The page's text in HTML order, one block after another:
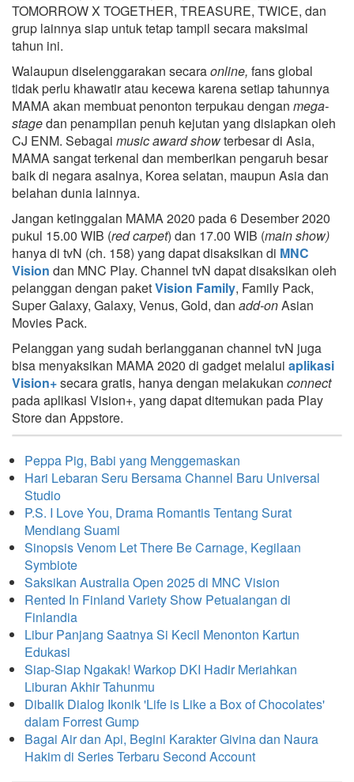
TOMORROW X TOGETHER, TREASURE, TWICE, dan
grup lainnya siap untuk tetap tampil secara maksimal
tahun ini.
Walaupun diselenggarakan secaraonline, fans global
tidak perlu khawatir atau kecewa karena setiap tahunnya
MAMA akan membuat penonton terpukau dengan mega-
stagedan penampilan penuh kejutan yang disiapkan oleh
CJ ENM. Sebagai music award showterbesar di Asia,
MAMA sangat terkenal dan memberikan pengaruh besar
baik di negara asalnya, Korea selatan, maupun Asia dan
belahan dunia lainnya.
Jangan ketinggalan MAMA 2020 pada 6 Desember 2020
pukul 15.00 WIB (red carpet) dan 17.00 WIB (main show)
hanya di tvN (ch. 158) yang dapat disaksikan di MNC
Vision dan MNC Play. Channel tvN dapat disaksikan oleh
pelanggan dengan paketVision Family, Family Pack,
Super Galaxy, Galaxy, Venus, Gold, dan add-onAsian
Movies Pack.
Pelanggan yang sudah berlangganan channel tvN juga
bisa menyaksikan MAMA 2020 di gadget melalui aplikasi
Vision+secara gratis, hanya dengan melakukan connect
pada aplikasi Vision+, yang dapat ditemukan pada Play
Store dan Appstore.
Peppa Pig, Babi yang Menggemaskan
Hari Lebaran Seru Bersama Channel Baru Universal
Studio
P.S. I Love You, Drama Romantis Tentang Surat
Mendiang Suami
Sinopsis Venom Let There Be Carnage, Kegilaan
Symbiote
Saksikan Australia Open 2025 di MNC Vision
Rented In Finland Variety Show Petualangan di
Finlandia
Libur Panjang Saatnya Si Kecil Menonton Kartun
Edukasi
Siap-Siap Ngakak! Warkop DKI Hadir Meriahkan
Liburan Akhir Tahunmu
Dibalik Dialog Ikonik 'Life is Like a Box of Chocolates'
dalam Forrest Gump
Bagai Air dan Api, Begini Karakter Givina dan Naura
Hakim di Series Terbaru Second Account